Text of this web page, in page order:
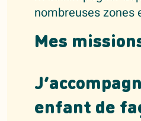
nombreuses zones
Mes
enfant de